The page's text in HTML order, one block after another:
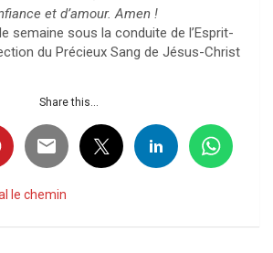
et d’amour. Amen !
semaine sous la conduite de l’Esprit-
du Précieux Sang de Jésus-Christ
Share this...
le chemin